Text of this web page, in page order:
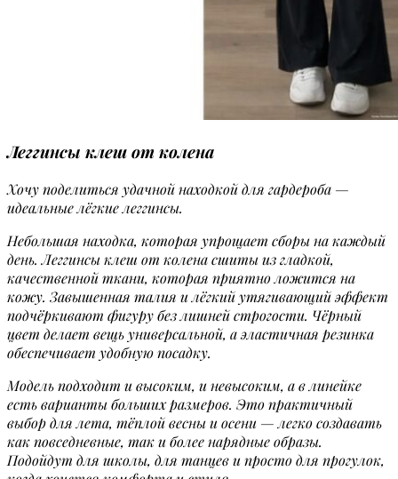
Леггинсы клеш от колена
Хочу поделиться удачной находкой для гардероба —
идеальные лёгкие леггинсы.
Небольшая находка, которая упрощает сборы на каждый
день. Леггинсы клеш от колена сшиты из гладкой,
качественной ткани, которая приятно ложится на
кожу. Завышенная талия и лёгкий утягивающий эффект
подчёркивают фигуру без лишней строгости. Чёрный
цвет делает вещь универсальной, а эластичная резинка
обеспечивает удобную посадку.
Модель подходит и высоким, и невысоким, а в линейке
есть варианты больших размеров. Это практичный
выбор для лета, тёплой весны и осени — легко создавать
как повседневные, так и более нарядные образы.
Подойдут для школы, для танцев и просто для прогулок,